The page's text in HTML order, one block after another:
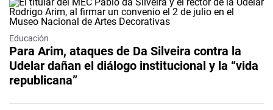
Educación
Para Arim, ataques de Da Silveira contra la
Udelar dañan el diálogo institucional y la “vida
republicana”